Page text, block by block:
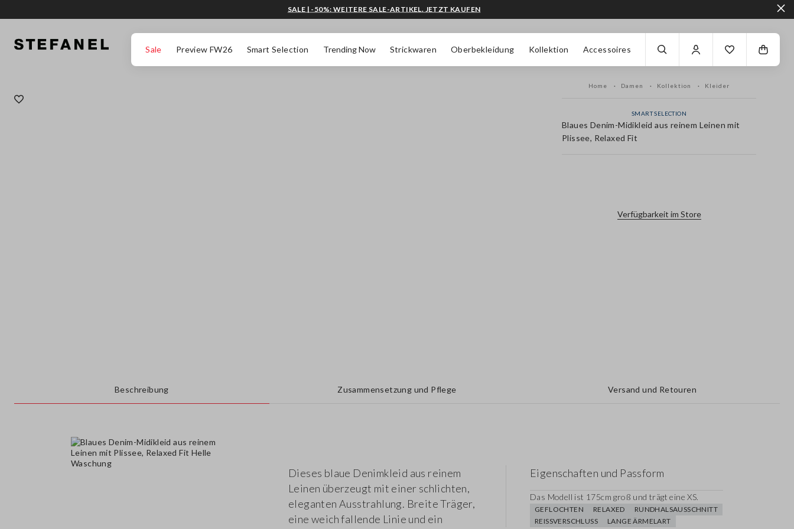
Sale Preview FW26 Smart Selection Trending Now Strickwaren Oberbekleidung Kollektion Accessoires
SALE | -50%: WEITERE SALE-ARTIKEL. JETZT KAUFEN
Home Damen Kollektion Kleider
SMART SELECTION
Blaues Denim-Midikleid aus reinem Leinen mit
Plissee, Relaxed Fit
Verfügbarkeit im Store
Beschreibung Zusammensetzung und Pflege Versand und Retouren
Dieses blaue Denimkleid aus reinem
Leinen überzeugt mit einer schlichten,
eleganten Ausstrahlung. Breite Träger,
eine weich fallende Linie und ein
Eigenschaften und Passform
Das Modell ist 175cm groß und trägt eine XS.
GEFLOCHTEN RELAXED
RUNDHALSAUSSCHNITT
REISSVERSCHLUSS
LANGE ÄRMELART